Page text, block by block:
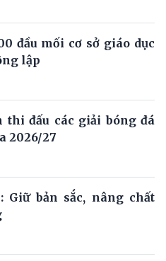
đầu mối cơ sở giáo dục
lập
thi đấu các giải bóng đá
2026/27
Giữ bản sắc, nâng chất